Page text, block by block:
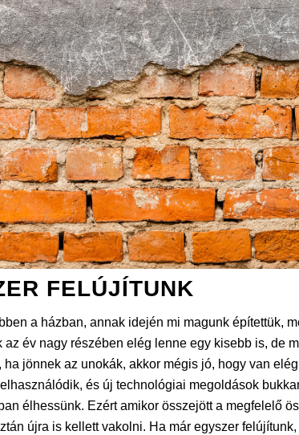
FELÚJÍTUNK
a házban, annak idején mi magunk építettük,
az év nagy részében elég lenne egy kisebb is, de
jönnek az unokák, akkor mégis jó, hogy van
és új technológiai megoldások
élhessünk. Ezért amikor összejött a megfelelő
újra is kellett vakolni. Ha már egyszer felújítunk,